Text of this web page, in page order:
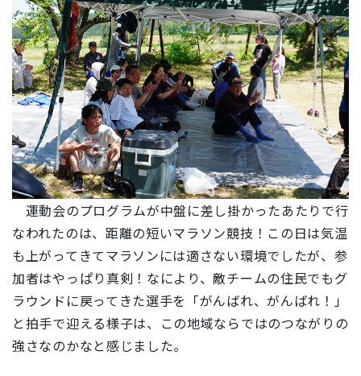
運動会のプログラムが中盤に差し掛かったあたりで行
なわれたのは、距離の短いマラソン競技！この日は気温
も上がってきてマラソンには適さない環境でしたが、参
加者はやっぱり真剣！なにより、敵チームの住民でもグ
ラウンドに戻ってきた選手を「がんばれ、がんばれ！」
と拍手で迎える様子は、この地域ならではのつながりの
強さなのかなと感じました。